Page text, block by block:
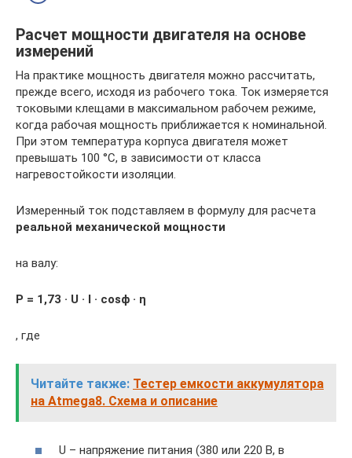
Расчет мощности двигателя на основе
измерений
На практике мощность двигателя можно рассчитать,
прежде всего, исходя из рабочего тока. Ток измеряется
токовыми клещами в максимальном рабочем режиме,
когда рабочая мощность приближается к номинальной.
При этом температура корпуса двигателя может
превышать 100 °С, в зависимости от класса
нагревостойкости изоляции.
Измеренный ток подставляем в формулу для расчета
реальной механической мощности
на валу:
Р = 1,73 · U · I · cosϕ · ƞ
, где
Читайте также: Тестер емкости аккумулятора
на Atmega8. Схема и описание
U – напряжение питания (380 или 220 В, в